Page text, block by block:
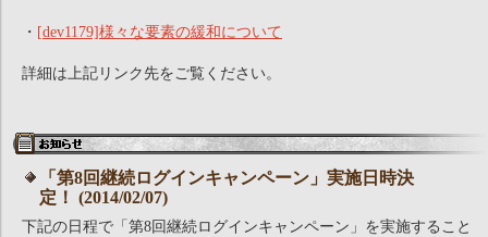
・ [dev1179]様々な要素の緩和について
詳細は上記リンク先をご覧ください。
「第8回継続ログインキャンペーン」実施日時決
定！ (2014/02/07)
下記の日程で「第8回継続ログインキャンペーン」を実施すること